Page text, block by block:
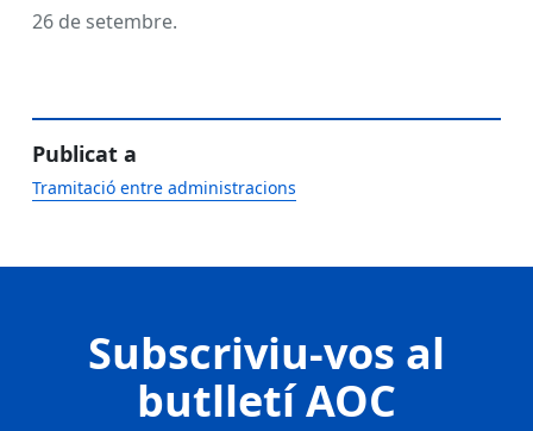
26 de setembre.
Publicat a
Tramitació entre administracions
Subscriviu-vos al
butlletí AOC